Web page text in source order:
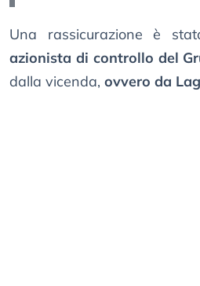
Una rassicurazione è
azionista di controllo del
dalla vicenda, ovvero da